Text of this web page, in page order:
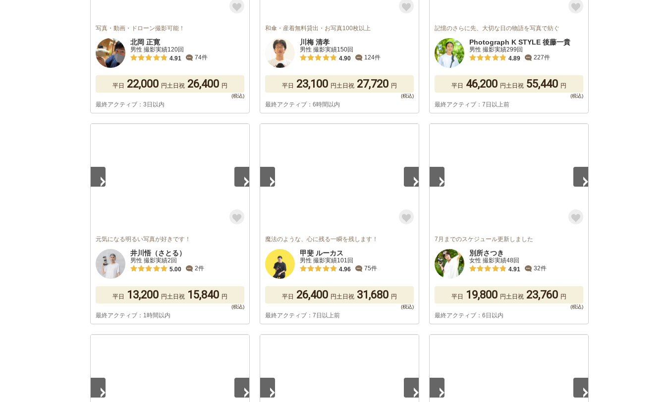
写真・動画・ドローン撮影可能！
北岡 正寛
男性 撮影実績120回
4.91
74件
平日 22,000 円土日祝 26,400 円
最終アクティブ：3日以内
和傘・産着無料貸出・お写真100枚以上
川梅 清孝
男性 撮影実績150回
4.90
124件
平日 23,100 円土日祝 27,720 円
最終アクティブ：6時間以内
記憶のさらに先、大切な日の物語を写真で紡ぐ
Photograph K STYLE 後藤一貴
男性 撮影実績299回
4.89
227件
平日 46,200 円土日祝 55,440 円
最終アクティブ：7日以上前
元気になる明るい写真が好きです！
井川悟（さとる）
男性 撮影実績2回
5.00
2件
平日 13,200 円土日祝 15,840 円
最終アクティブ：1時間以内
魔法のような、心に残る一瞬を残します！
甲斐 ルーカス
男性 撮影実績101回
4.96
75件
平日 26,400 円土日祝 31,680 円
最終アクティブ：7日以上前
7月までのスケジュール更新しました
別所さつき
女性 撮影実績48回
4.91
32件
平日 19,800 円土日祝 23,760 円
最終アクティブ：6日以内